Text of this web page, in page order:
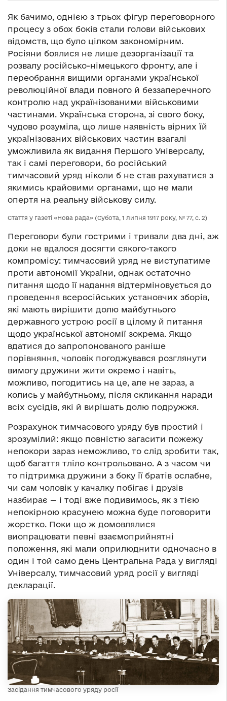
Як бачимо, однією з трьох фігур переговорного
процесу з обох боків стали голови військових
відомств, що було цілком закономірним.
Росіяни боялися не лише дезорганізації та
розвалу російсько-німецького фронту, але і
переобрання вищими органами української
революційної влади повного й беззаперечного
контролю над українізованими військовими
частинами. Українська сторона, зі свого боку,
чудово розуміла, що лише наявність вірних їй
українізованих військових частин взагалі
уможливила як видання Першого Універсалу,
так і самі переговори, бо російський
тимчасовий уряд ніколи б не став рахуватися з
якимись крайовими органами, що не мали
опертя на реальну військову силу.
Стаття у газеті «Нова рада» (Субота, 1 липня 1917 року, № 77, с. 2)
Переговори були гострими і тривали два дні, аж
доки не вдалося досягти сякого-такого
компромісу: тимчасовий уряд не виступатиме
проти автономії України, однак остаточно
питання щодо її надання відтерміновується до
проведення всеросійських установчих зборів,
які мають вирішити долю майбутнього
державного устрою росії в цілому й питання
щодо української автономії зокрема. Якщо
вдатися до запропонованого раніше
порівняння, чоловік погоджувався розглянути
вимогу дружини жити окремо і навіть,
можливо, погодитись на це, але не зараз, а
колись у майбутньому, після скликання наради
всіх сусідів, які й вирішать долю подружжя.
Розрахунок тимчасового уряду був простий і
зрозумілий: якщо повністю загасити пожежу
непокори зараз неможливо, то слід зробити так,
щоб багаття тліло контрольовано. А з часом чи
то підтримка дружини з боку її братів ослабне,
чи сам чоловік у качалку побігає і друзів
назбирає — і тоді вже подивимось, як з тією
непокірною красунею можна буде поговорити
жорстко. Поки що ж домовлялися
виопрацювати певні взаємоприйнятні
положення, які мали оприлюднити одночасно в
один і той само день Центральна Рада у вигляді
Універсалу, тимчасовий уряд росії у вигляді
декларації.
Засідання тимчасового уряду росії